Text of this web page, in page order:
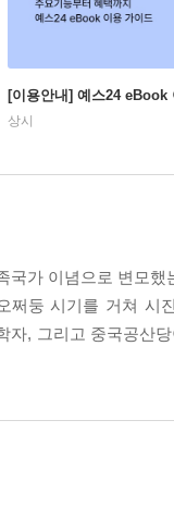
[이용안내] 예스24 eBook
상시
국가 이념으로 변모
둥 시기를 거쳐 시
자, 그리고 중국공산